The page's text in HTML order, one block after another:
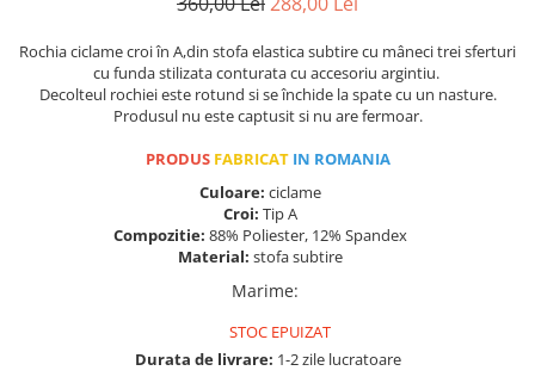
Rochia ciclame croi în A,din stofa elastica subtire cu mâneci trei sferturi
cu funda stilizata conturata cu accesoriu argintiu.
Decolteul rochiei este rotund si se închide la spate cu un nasture.
Produsul nu este captusit si nu are fermoar.
PRODUS FABRICATIN ROMANIA
Culoare: ciclame
Croi: Tip A
Compozitie: 88% Poliester, 12% Spandex
Material: stofa subtire
Marime:
STOC EPUIZAT
Durata de livrare: 1-2 zile lucratoare